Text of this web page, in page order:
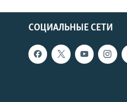
СОЦИАЛЬНЫЕ СЕТИ